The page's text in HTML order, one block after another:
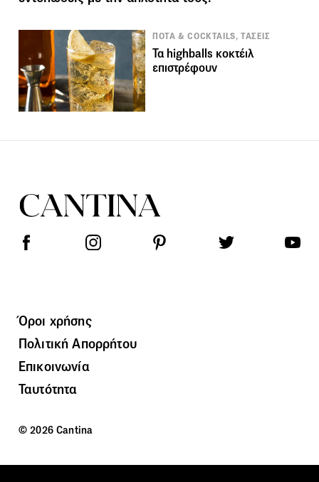
ΠΟΤΑ & COCKTAILS, ΤΑΣΕΙΣ
Τα highballs κοκτέιλ
επιστρέφουν
Όροι χρήσης
Πολιτική Απορρήτου
Επικοινωνία
Ταυτότητα
© 2026 Cantina